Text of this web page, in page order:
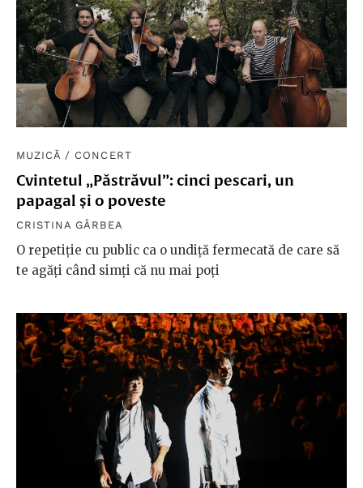
MUZICĂ / CONCERT
Cvintetul „Păstrăvul”: cinci pescari, un
papagal și o poveste
CRISTINA GÂRBEA
O repetiție cu public ca o undiță fermecată de care să
te agăți când simți că nu mai poți